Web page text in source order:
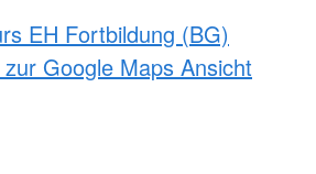
EH Fortbildung (BG)
zur Google Maps Ansicht